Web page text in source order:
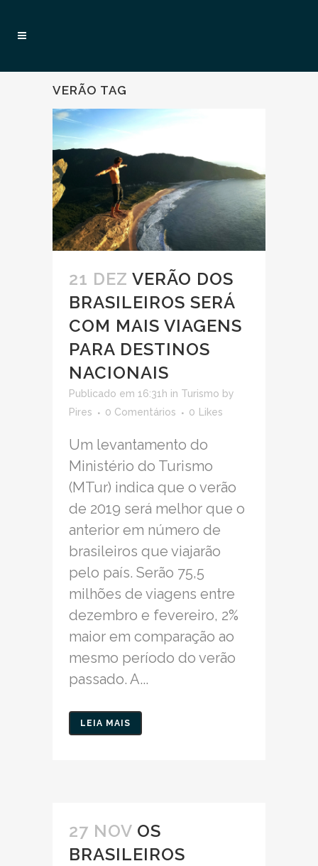
VERÃO TAG
21 DEZ VERÃO DOS
BRASILEIROS SERÁ
COM MAIS VIAGENS
PARA DESTINOS
NACIONAIS
Publicado em 16:31h in Turismo by
Pires
0 Comentários 0 Likes
Um levantamento do
Ministério do Turismo
(MTur) indica que o verão
de 2019 será melhor que o
anterior em número de
brasileiros que viajarão
pelo país. Serão 75,5
milhões de viagens entre
dezembro e fevereiro, 2%
maior em comparação ao
mesmo período do verão
passado. A...
LEIA MAIS
27 NOV OS
BRASILEIROS